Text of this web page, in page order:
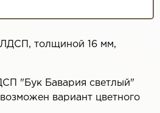
толщиной 16 мм,
"Бук Бавария светлый"
вариант цветного